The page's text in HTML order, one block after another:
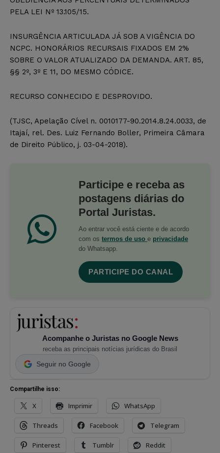
PELA LEI Nº 13.105/15.
INSURGÊNCIA ARTICULADA JÁ SOB A VIGÊNCIA DO
NCPC. HONORÁRIOS RECURSAIS FIXADOS EM 2%
SOBRE O VALOR ATUALIZADO DA DEMANDA. ART. 85,
§§ 2º, 3º E 11, DO MESMO CÓDICE.
RECURSO CONHECIDO E DESPROVIDO.
(TJSC, Apelação Cível n. 0010177-90.2014.8.24.0033, de
Itajaí, rel. Des. Luiz Fernando Boller, Primeira Câmara
de Direito Público, j. 03-04-2018).
Participe e receba as
postagens diárias do
Portal Juristas.
Ao entrar você está ciente e de acordo
com os termos de uso e privacidade
do Whatsapp.
PARTICIPE DO CANAL
Acompanhe o Juristas no Google News
receba as principais notícias jurídicas do Brasil
Seguir no Google
Compartilhe isso:
X Imprimir WhatsApp
Threads Facebook Telegram
Pinterest Tumblr Reddit